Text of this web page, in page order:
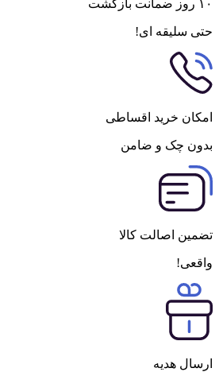
۱۰ روز ضمانت بازگشت
حتی سلیقه ای!
امکان خرید اقساطی
بدون چک و ضامن
تضمین اصالت کالا
واقعی!
ارسال هدیه